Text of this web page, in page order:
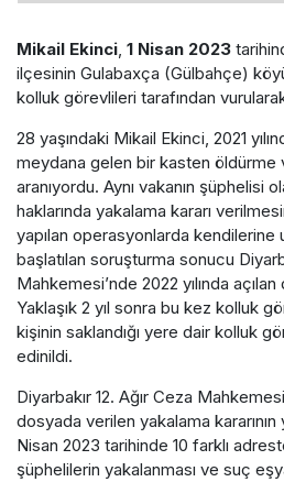
Mikail Ekinci, 1 Nisan 2023
ilçesinin Gulabaxça (Gülbahçe)
kolluk görevlileri tarafından
28 yaşındaki Mikail Ekinci, 2021
meydana gelen bir kasten öldürme
aranıyordu. Aynı vakanın şüphelisi
haklarında yakalama kararı
yapılan operasyonlarda kendilerine
başlatılan soruşturma sonucu
Mahkemesi’nde 2022 yılında
Yaklaşık 2 yıl sonra bu kez kolluk
kişinin saklandığı yere dair kolluk
edinildi.
Diyarbakır 12. Ağır Ceza
dosyada verilen yakalama
Nisan 2023 tarihinde 10 farklı
şüphelilerin yakalanması ve suç